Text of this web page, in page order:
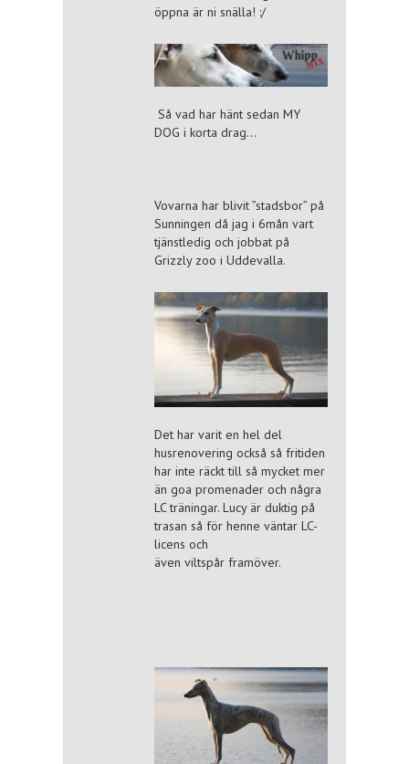
öppna är ni snälla! :/
Så vad har hänt sedan MY
DOG i korta drag…
Vovarna har blivit ”stadsbor” på
Sunningen då jag i 6mån vart
tjänstledig och jobbat på
Grizzly zoo i Uddevalla.
Det har varit en hel del
husrenovering också så fritiden
har inte räckt till så mycket mer
än goa promenader och några
LC träningar. Lucy är duktig på
trasan så för henne väntar LC-
licens och
även viltspår framöver.